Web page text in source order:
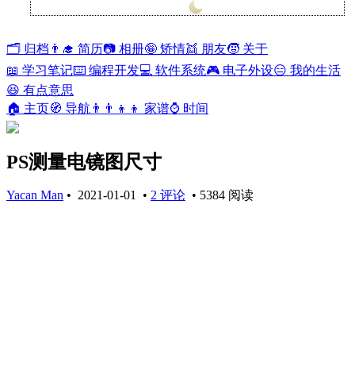
🗂️ 归档 👨‍🎓 简历📷 相册🤪 矫情👯 朋友🧒 关于
📖 学习笔记⌨️ 编程开发💻 软件系统🎮 电子外设😑 我的生活
😆 有点意思
🏠 主页🧭 导航 👨‍👨‍👦‍👦 家谱⌚ 时间
PS测量电镜图尺寸
Yacan Man • 2021-01-01 • 2 评论 • 5384 阅读